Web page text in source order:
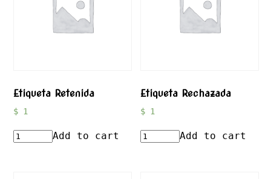
Etiqueta Retenida
$1
Add to cart
Etiqueta Rechazada
$ 1
Add to cart